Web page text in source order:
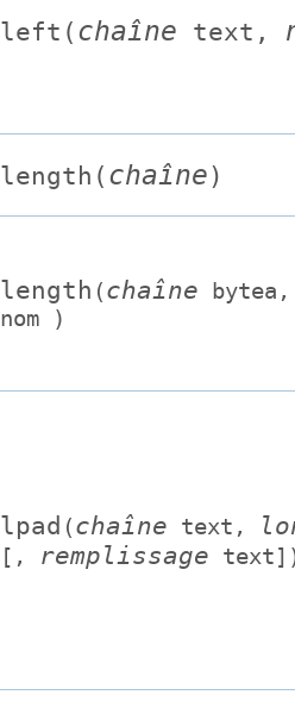
left( chaîne text ,
length( chaîne)
length (chaîne bytea
nom)
lpad (chaîne text ,
[ , remplissage text